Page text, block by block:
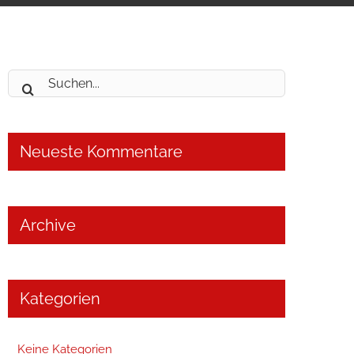
nach:
Neueste Kommentare
Archive
Kategorien
Keine Kategorien